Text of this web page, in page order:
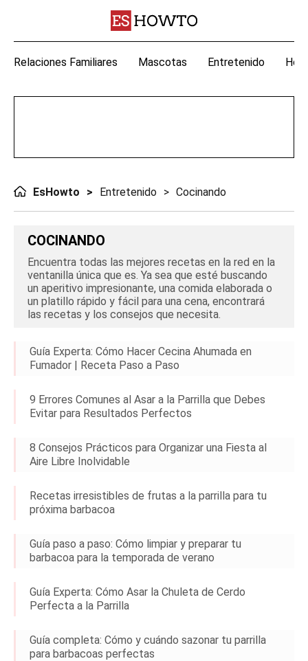
Relaciones Familiares Mascotas Entretenido
EsHowto Entretenido Cocinando
COCINANDO
Encuentra todas las mejores recetas en la red en la
ventanilla única que es. Ya sea que esté buscando
un aperitivo impresionante, una comida elaborada o
un platillo rápido y fácil para una cena, encontrará
las recetas y los consejos que necesita.
Guía Experta: Cómo Hacer Cecina Ahumada en
Fumador | Receta Paso a Paso
9 Errores Comunes al Asar a la Parrilla que Debes
Evitar para Resultados Perfectos
8 Consejos Prácticos para Organizar una Fiesta al
Aire Libre Inolvidable
Recetas irresistibles de frutas a la parrilla para tu
próxima barbacoa
Guía paso a paso: Cómo limpiar y preparar tu
barbacoa para la temporada de verano
Guía Experta: Cómo Asar la Chuleta de Cerdo
Perfecta a la Parrilla
Guía completa: Cómo y cuándo sazonar tu parrilla
para barbacoas perfectas